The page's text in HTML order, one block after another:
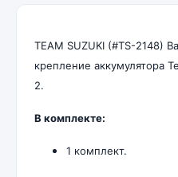
TEAM SUZUKI (#TS-2148)
крепление аккумулятора
2.
В комплекте:
1 комплект.